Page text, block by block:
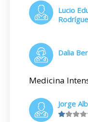
Lucio
Dalia
Medicina
Jorge